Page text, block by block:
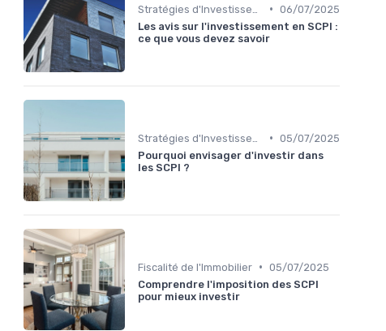
• 06/07/2025
Les avis sur l'investissement en SCPI :
ce que vous devez savoir
• 05/07/2025
Pourquoi envisager d'investir dans
les SCPI ?
Fiscalité de l'Immobilier • 05/07/2025
Comprendre l'imposition des SCPI
pour mieux investir